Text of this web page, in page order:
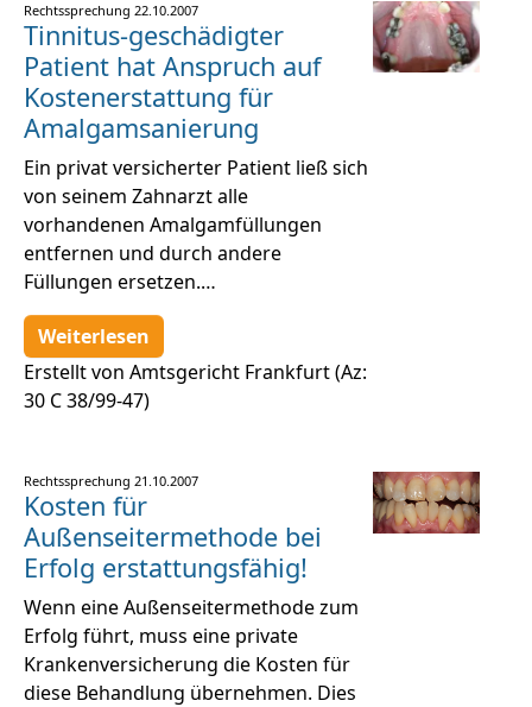
Rechtssprechung 22.10.2007
Tinnitus-geschädigter
Patient hat Anspruch auf
Kostenerstattung für
Amalgamsanierung
Ein privat versicherter Patient ließ sich
von seinem Zahnarzt alle
vorhandenen Amalgamfüllungen
entfernen und durch andere
Füllungen ersetzen.…
Weiterlesen
Erstellt von Amtsgericht Frankfurt (Az:
30 C 38/99-47)
Rechtssprechung 21.10.2007
Kosten für
Außenseitermethode bei
Erfolg erstattungsfähig!
Wenn eine Außenseitermethode zum
Erfolg führt, muss eine private
Krankenversicherung die Kosten für
diese Behandlung übernehmen. Dies